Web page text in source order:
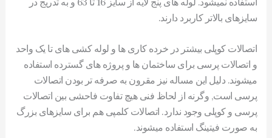
سایزهای بالاتر کاربرد دارند.
اتصالات کوپلی بیشتر در خرده کاری ها و لوله کشی های تا یک واحد
و اتصالات پرسی برای ساختمان ها و پروژه های گسترده استفاده
میشوند. دلیل این مساله نیز مقرون به صرفه تر بودن اتصالات
پرسی است, وگرنه از لحاظ فنی هیچ تفاوت فاحشی بین اتصالات
پرسی و کوپلی وجود ندارد. اتصالات کلمپی هم برای سایزهای بزرگ
به صورت فیتینگ استفاده میشوند.